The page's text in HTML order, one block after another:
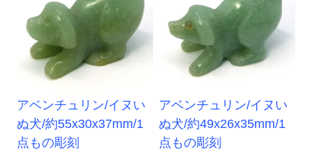
アベンチュリン/イヌい
ぬ犬/約55x30x37mm/1
点もの彫刻
アベンチュリン/イヌい
ぬ犬/約49x26x35mm/1
点もの彫刻